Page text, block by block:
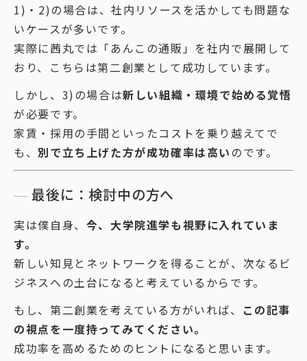
1)・2)の場合は、社内リソースを活かしても問題な
いケースが多いです。
実際に茜丸では「あんこの通販」を社内で展開して
おり、こちらは第二創業として成功しています。
しかし、3)の場合は新しい組織・環境で始める覚悟
が必要です。
家賃・採用の手間といったコストを乗り越えてで
も、別で立ち上げた方が成功確率は高いのです。
最後に：検討中の方へ
実は僕自身、 今、大学院進学も視野に入れていま
す。
新しい知見とネットワークを得ることが、次なるビ
ジネスへの土台になると考えているからです。
もし、第二創業を考えている方がいれば、 この記事
の視点を一度持ってみてください。
成功率を高めるためのヒントになると思います。